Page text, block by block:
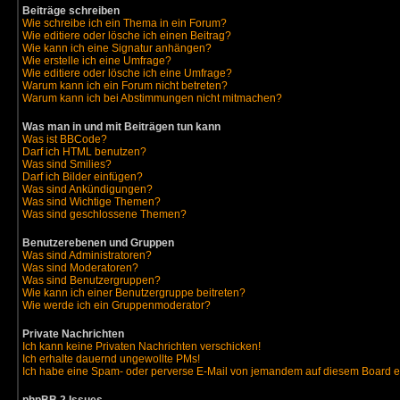
Beiträge schreiben
Wie schreibe ich ein Thema in ein Forum?
Wie editiere oder lösche ich einen Beitrag?
Wie kann ich eine Signatur anhängen?
Wie erstelle ich eine Umfrage?
Wie editiere oder lösche ich eine Umfrage?
Warum kann ich ein Forum nicht betreten?
Warum kann ich bei Abstimmungen nicht mitmachen?
Was man in und mit Beiträgen tun kann
Was ist BBCode?
Darf ich HTML benutzen?
Was sind Smilies?
Darf ich Bilder einfügen?
Was sind Ankündigungen?
Was sind Wichtige Themen?
Was sind geschlossene Themen?
Benutzerebenen und Gruppen
Was sind Administratoren?
Was sind Moderatoren?
Was sind Benutzergruppen?
Wie kann ich einer Benutzergruppe beitreten?
Wie werde ich ein Gruppenmoderator?
Private Nachrichten
Ich kann keine Privaten Nachrichten verschicken!
Ich erhalte dauernd ungewollte PMs!
Ich habe eine Spam- oder perverse E-Mail von jemandem auf diesem Board